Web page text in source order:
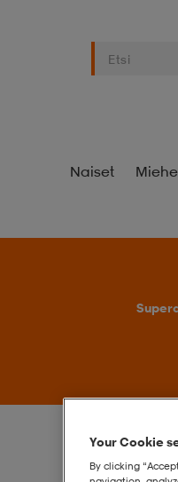
Naiset
Your Cookie
By clicking